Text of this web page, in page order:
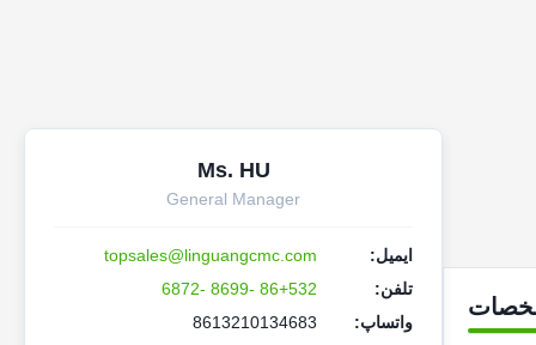
Ms. HU
General Manager
ایمیل:
topsales@linguangcmc.com
تلفن:
86+532 -8699 -6872
واتساپ:
8613210134683